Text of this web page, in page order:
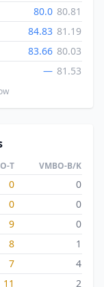
80.0 80.81
84.83 81.19
83.66 80.03
— 81.53
T VMBO-B/K
0
0
0
0
9
0
8
1
7
4
11 2